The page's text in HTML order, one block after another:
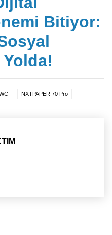
Bitiyor:
Yolda!
NXTPAPER 70 Pro